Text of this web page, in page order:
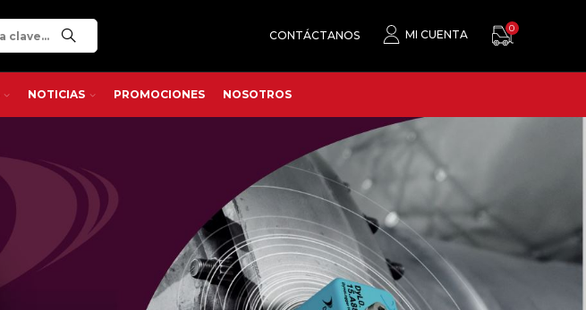
CONTÁCTANOS MI CUENTA 0
NOTICIAS PROMOCIONES NOSOTROS